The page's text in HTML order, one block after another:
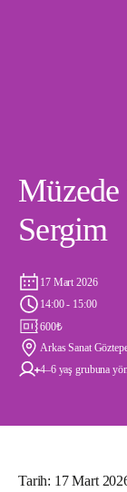
Sergim
17 Mart 2026
14:00 - 15:00
600₺
Arkas Sanat
4–6 yaş grubuna
Tarih: 17 Mart